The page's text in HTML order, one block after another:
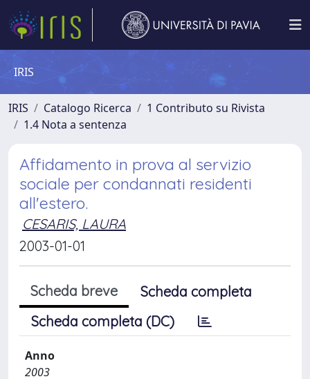
IRIS
IRIS Catalogo Ricerca
1 Contributo su Rivista
1.4 Nota a sentenza
Affidamento in prova al servizio
sociale per condannati residenti
all'estero.
CESARIS, LAURA
2003-01-01
Scheda breve
Scheda completa
Scheda completa (DC)
Anno
2003